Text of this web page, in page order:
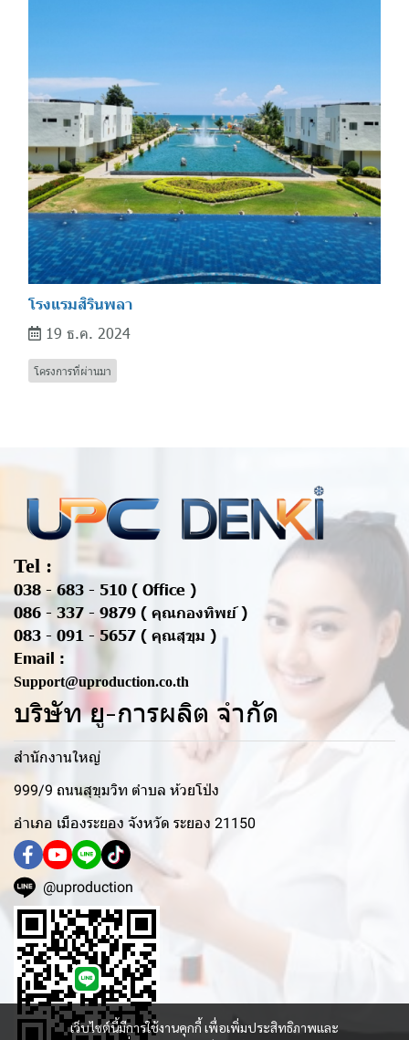
โรงแรมสิรินพลา
19 ธ.ค. 2024
โครงการที่ผ่านมา
เว็บไซต์นี้มีการใช้งานคุกกี้ เพื่อเพิ่มประสิทธิภาพและ
Tel :
038 - 683 - 510 ( Office )
086 - 337 - 9879 ( คุณกองทิพย์ )
083 - 091 - 5657 ( คุณสุขุม )
Email :
Support@uproduction.co.th
บริษัท ยู-การผลิต จำกัด
สำนักงานใหญ่
999/9 ถนนสุขุมวิท ตำบล ห้วยโป่ง
อำเภอ เมืองระยอง จังหวัด ระยอง 21150
@uproduction